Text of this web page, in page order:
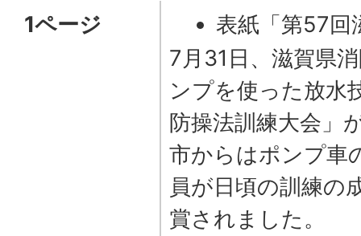
1ページ
表紙「第57回
練大会 6位入
7月31日、滋賀県
ンプを使った放水
防操法訓練大会」
市からはポンプ車
員が日頃の訓練の
賞されました。